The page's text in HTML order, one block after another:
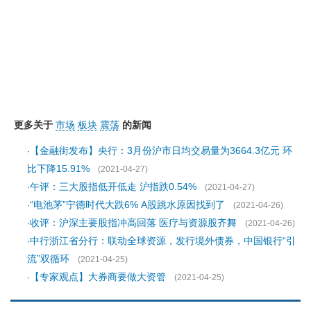
更多关于 市场 板块 震荡 的新闻
·
【金融街发布】央行：3月份沪市日均交易量为3664.3亿元 环
比下降15.91%
(2021-04-27)
·午评：三大股指低开低走 沪指跌0.54%
(2021-04-27)
·“电池茅”宁德时代大跌6% A股跳水原因找到了
(2021-04-26)
·收评：沪深主要股指冲高回落 医疗与资源股齐舞
(2021-04-26)
·中行浙江省分行：联动全球资源，发行境外债券，中国银行“引
流”双循环
(2021-04-25)
·
【专家观点】大券商要做大资管 (2021-04-25)